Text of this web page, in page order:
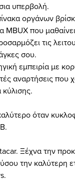
υπερβολή.
οργάνων
που
τις
σου.
εμπειρία με
αναρτήσεις που
όταν
Ξέχνα την
την καλύτερη